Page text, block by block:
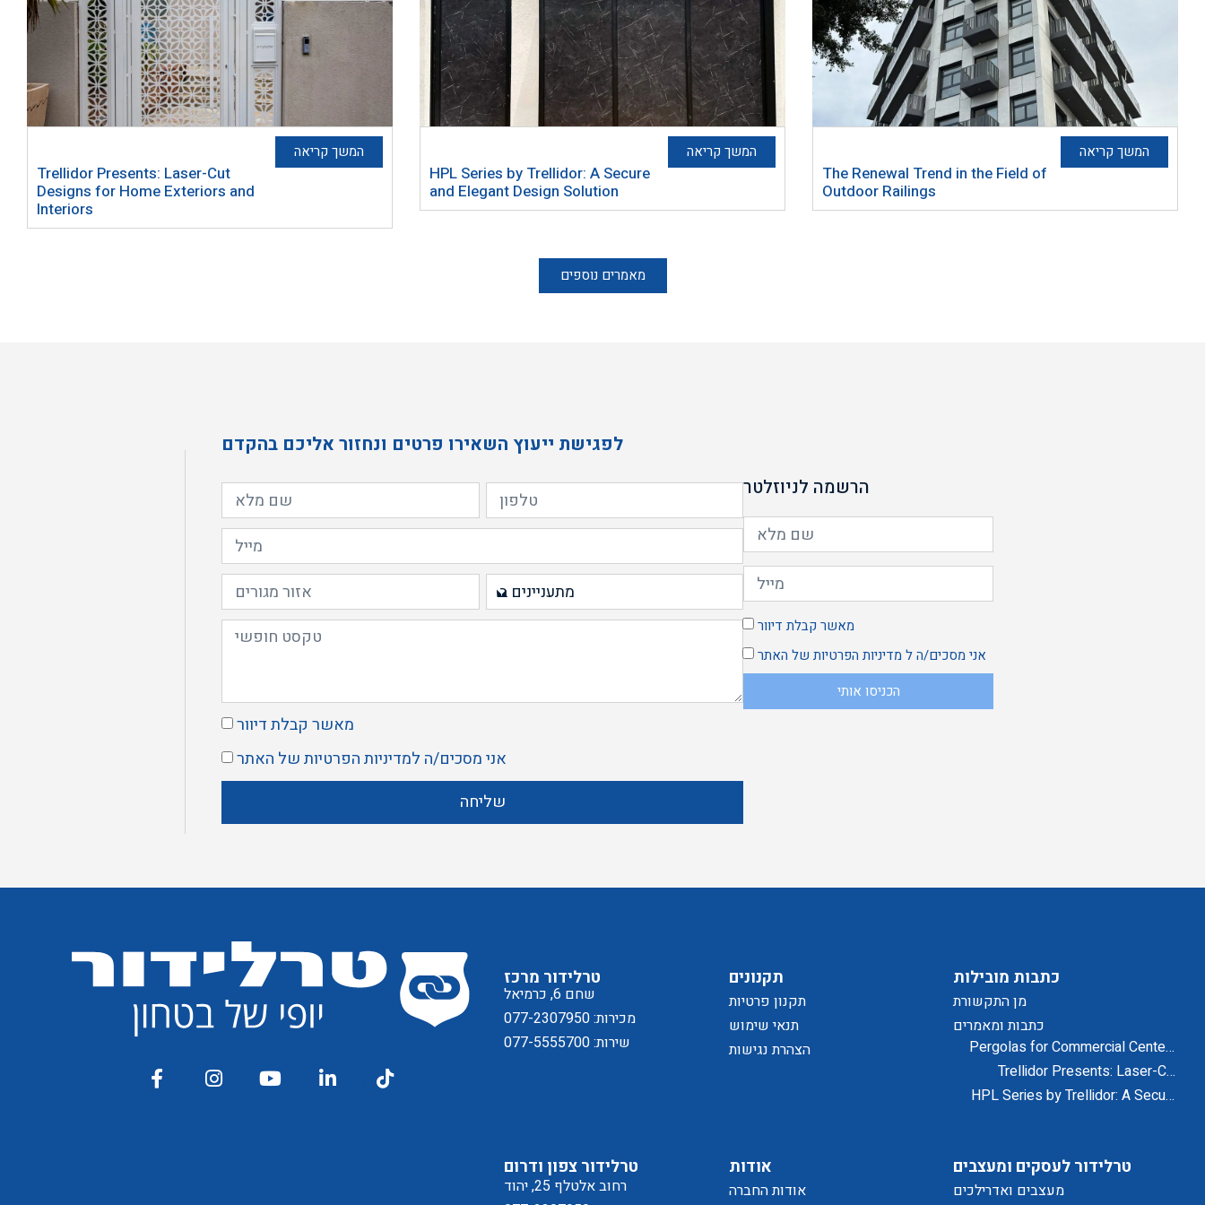
Trellidor Presents: Laser-Cut
Designs for Home Exteriors and
Interiors
המשך קריאה
HPL Series by Trellidor: A Secure
and Elegant Design Solution
המשך קריאה
The Renewal Trend in the Field of
Outdoor Railings
המשך קריאה
מאמרים נוספים
לפגישת ייעוץ השאירו פרטים ונחזור אליכם בהקדם
מאשר קבלת דיוור
אני מסכים/ה למדיניות הפרטיותשל האתר
שליחה
הרשמה לניוזלטר
מאשר קבלת דיוור
אני מסכים/ה ל מדיניות הפרטיותשל האתר
הכניסו אותי
טרלידור מרכז
שחם 6, כרמיאל
מכירות: 077-2307950
שירות: 077-5555700
תקנונים
תקנון פרטיות
תנאי שימוש
הצהרת נגישות
כתבות מובילות
מן התקשורת
כתבות ומאמרים
Pergolas for Commercial Centers
and Residential Projects
Trellidor Presents: Laser-Cut
Designs for Home Exteriors and
Interiors
HPL Series by Trellidor: A Secure
טרלידור צפון ודרום
רחוב אלטלף 25, יהוד
אודות
אודות החברה
טרלידור לעסקים ומעצבים
מעצבים ואדרילכים